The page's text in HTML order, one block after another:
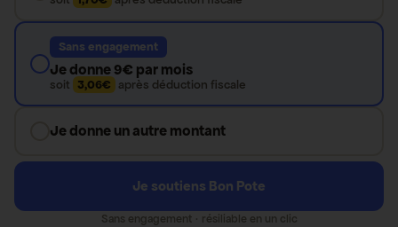
Sans engagement
Je donne 9€ par mois
soit 3,06€ après déduction fiscale
Je donne un autre montant
Je soutiens Bon Pote
Sans engagement · résiliable en un clic